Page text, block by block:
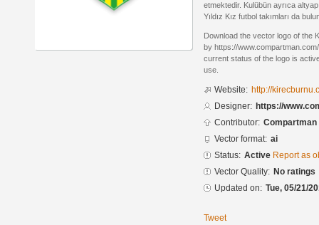
etmektedir. Kulübün ayrıca
Yıldız Kız futbol takımları da
Download the vector logo of the
by https://
current status of the logo is
use.
Website: http://
Designer: https://
Contributor: Compartman
Vector format: ai
Status: Active Report as
Vector Quality: No ratings
Updated on: Tue, 05/21/
Tweet